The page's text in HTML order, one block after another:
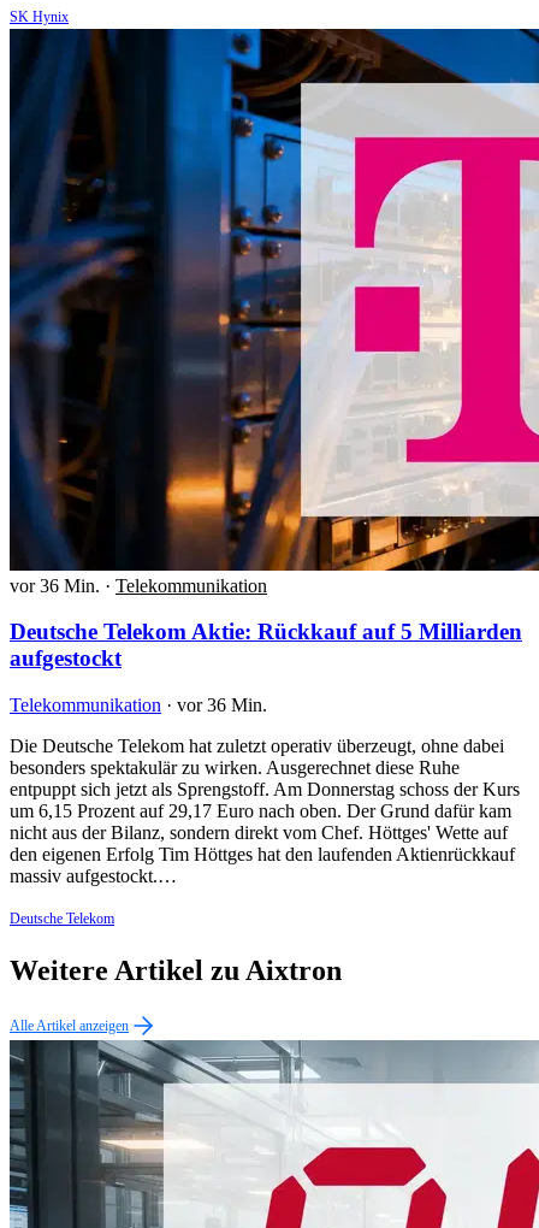
SK Hynix
vor 36 Min. · Telekommunikation
Deutsche Telekom Aktie: Rückkauf auf 5 Milliarden
aufgestockt
Telekommunikation · vor 36 Min.
Die Deutsche Telekom hat zuletzt operativ überzeugt, ohne dabei
besonders spektakulär zu wirken. Ausgerechnet diese Ruhe
entpuppt sich jetzt als Sprengstoff. Am Donnerstag schoss der Kurs
um 6,15 Prozent auf 29,17 Euro nach oben. Der Grund dafür kam
nicht aus der Bilanz, sondern direkt vom Chef. Höttges' Wette auf
den eigenen Erfolg Tim Höttges hat den laufenden Aktienrückkauf
massiv aufgestockt.…
Deutsche Telekom
Weitere Artikel zu Aixtron
Alle Artikel anzeigen